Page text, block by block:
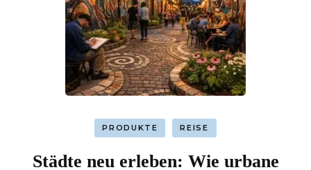
PRODUKTE REISE
Städte neu erleben: Wie urbane